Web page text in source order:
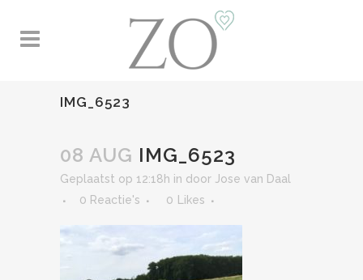
IMG_6523
08 AUG IMG_6523
Geplaatst op 12:18h in door Jose van Daal
0 Reactie's
0 Likes